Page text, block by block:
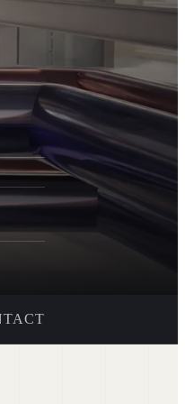
CDE ·
· ochrona p.poż. ·
I ZARZĄDZANIE
I NARZĘDZIA